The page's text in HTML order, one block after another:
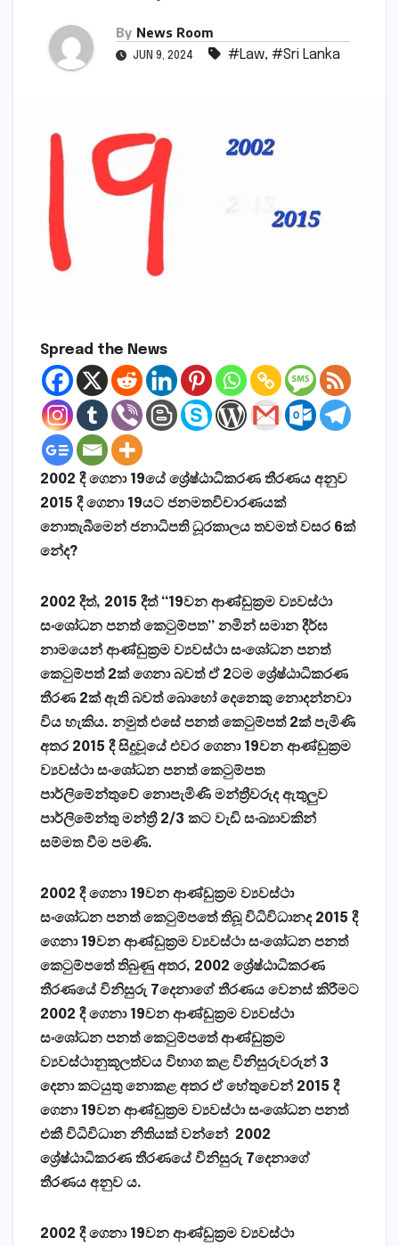
By News Room
JUN 9, 2024 #Law, #Sri Lanka
Spread the News
2002 දී ගෙනා 19යේ ශ්‍රේෂ්ඨාධිකරණ තීරණය අනුව
2015 දී ගෙනා 19යට ජනමතවිචාරණයක්
නොතැබීමෙන් ජනාධිපති ධූරකාලය තවමත් වසර 6ක්
නේද?
2002 දීත්, 2015 දීත් “19වන ආණ්ඩුක්‍රම ව්‍යවස්ථා
සංශෝධන පනත් කෙටුම්පත” නමින් සමාන දීර්ඝ
නාමයෙන් ආණ්ඩුක්‍රම ව්‍යවස්ථා සංශෝධන පනත්
කෙටුම්පත් 2ක් ගෙනා බවත් ඒ 2ටම ශ්‍රේෂ්ඨාධිකරණ
තීරණ 2ක් ඇති බවත් බොහෝ දෙනෙකු නොදන්නවා
විය හැකිය. නමුත් එසේ පනත් කෙටුම්පත් 2ක් පැමිණි
අතර 2015 දී සිදුවූයේ එවර ගෙනා 19වන ආණ්ඩුක්‍රම
ව්‍යවස්ථා සංශෝධන පනත් කෙටුම්පත
පාර්ලිමේන්තුවේ නොපැමිණි මන්ත්‍රීවරුද ඇතුලුව
පාර්ලිමේන්තු මන්ත්‍රී 2/3 කට වැඩි සංඛ්‍යාවකින්
සම්මත වීම පමණි.
2002 දී ගෙනා 19වන ආණ්ඩුක්‍රම ව්‍යවස්ථා
සංශෝධන පනත් කෙටුම්පතේ තිබූ විධිවිධානද 2015 දී
ගෙනා 19වන ආණ්ඩුක්‍රම ව්‍යවස්ථා සංශෝධන පනත්
කෙටුම්පතේ තිබුණු අතර, 2002 ශ්‍රේෂ්ඨාධිකරණ
තීරණයේ විනිසුරු 7දෙනාගේ තීරණය වෙනස් කිරීමට
2002 දී ගෙනා 19වන ආණ්ඩුක්‍රම ව්‍යවස්ථා
සංශෝධන පනත් කෙටුම්පතේ ආණ්ඩුක්‍රම
ව්‍යවස්ථානුකූලත්වය විභාග කළ විනිසුරුවරුන් 3
දෙනා කටයුතු නොකළ අතර ඒ හේතුවෙන් 2015 දී
ගෙනා 19වන ආණ්ඩුක්‍රම ව්‍යවස්ථා සංශෝධන පනත්
එකීවිධිවිධාන නීතියක් වන්නේ 2002
ශ්‍රේෂ්ඨාධිකරණ තීරණයේ විනිසුරු 7දෙනාගේ
තීරණය අනුව ය.
2002 දී ගෙනා 19වන ආණ්ඩුක්‍රම ව්‍යවස්ථා